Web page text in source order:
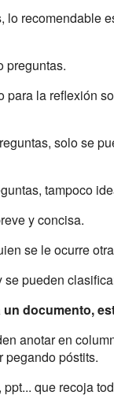
lo recomendable
preguntas.
para la reflexión
solo se
tampoco
y concisa.
se le ocurre
pueden
documento,
anotar en
pegando póstits.
que recoja